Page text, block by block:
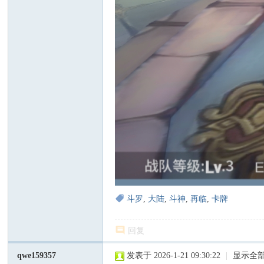
斗罗, 大陆,斗神,再临,卡牌
回复
qwe159357 发表于 2026-1-21 09:30:22 显示全